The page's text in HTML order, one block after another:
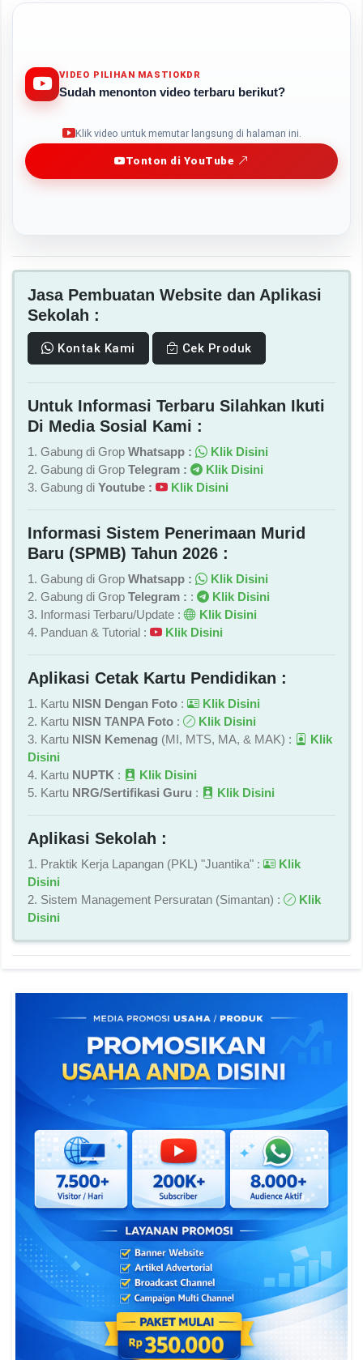
VIDEO PILIHAN MASTIOKDR
Sudah menonton video terbaru berikut?
Klik video untuk memutar langsung di halaman ini.
Tonton di YouTube
Jasa Pembuatan Website dan Aplikasi
Sekolah :
Kontak Kami Cek Produk
Untuk Informasi Terbaru Silahkan Ikuti
Di Media Sosial Kami :
1. Gabung di Grop Whatsapp :
Klik Disini
2. Gabung di Grop Telegram :
Klik Disini
3. Gabung di Youtube : Klik Disini
Informasi Sistem Penerimaan Murid
Baru (SPMB) Tahun 2026 :
1. Gabung di Grop Whatsapp :
Klik Disini
2. Gabung di Grop Telegram : :
Klik Disini
3. Informasi Terbaru/Update :
Klik Disini
4. Panduan & Tutorial :
Klik Disini
Aplikasi Cetak Kartu Pendidikan :
1. Kartu NISN Dengan Foto :
Klik Disini
2. Kartu NISN TANPA Foto :
Klik Disini
3. Kartu NISN Kemenag (MI, MTS, MA, & MAK) :
Klik
Disini
4. Kartu NUPTK :
Klik Disini
5. Kartu NRG/Sertifikasi Guru : Klik Disini
Aplikasi Sekolah :
1. Praktik Kerja Lapangan (PKL) "Juantika" :
Klik
Disini
2. Sistem Management Persuratan (Simantan) :
Klik
Disini